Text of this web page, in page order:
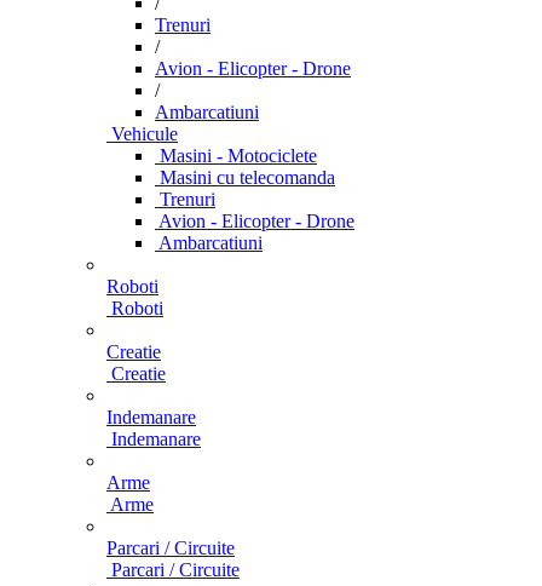
Trenuri
/
Avion - Elicopter - Drone
/
Ambarcatiuni
Vehicule
Masini - Motociclete
Masini cu telecomanda
Trenuri
Avion - Elicopter - Drone
Ambarcatiuni
Roboti
Roboti
Creatie
Creatie
Indemanare
Indemanare
Arme
Arme
Parcari / Circuite
Parcari / Circuite